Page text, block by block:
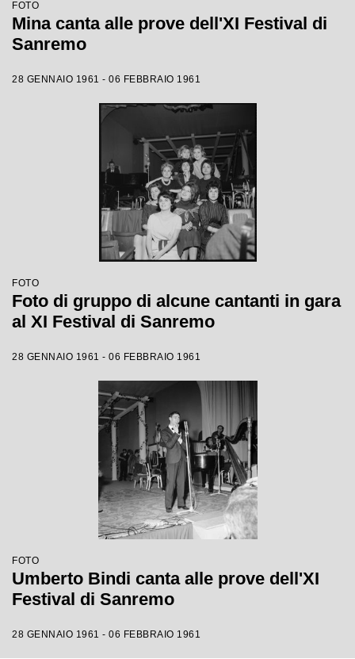
FOTO
Mina canta alle prove dell'XI Festival di
Sanremo
28 GENNAIO 1961 - 06 FEBBRAIO 1961
FOTO
Foto di gruppo di alcune cantanti in gara
al XI Festival di Sanremo
28 GENNAIO 1961 - 06 FEBBRAIO 1961
FOTO
Umberto Bindi canta alle prove dell'XI
Festival di Sanremo
28 GENNAIO 1961 - 06 FEBBRAIO 1961